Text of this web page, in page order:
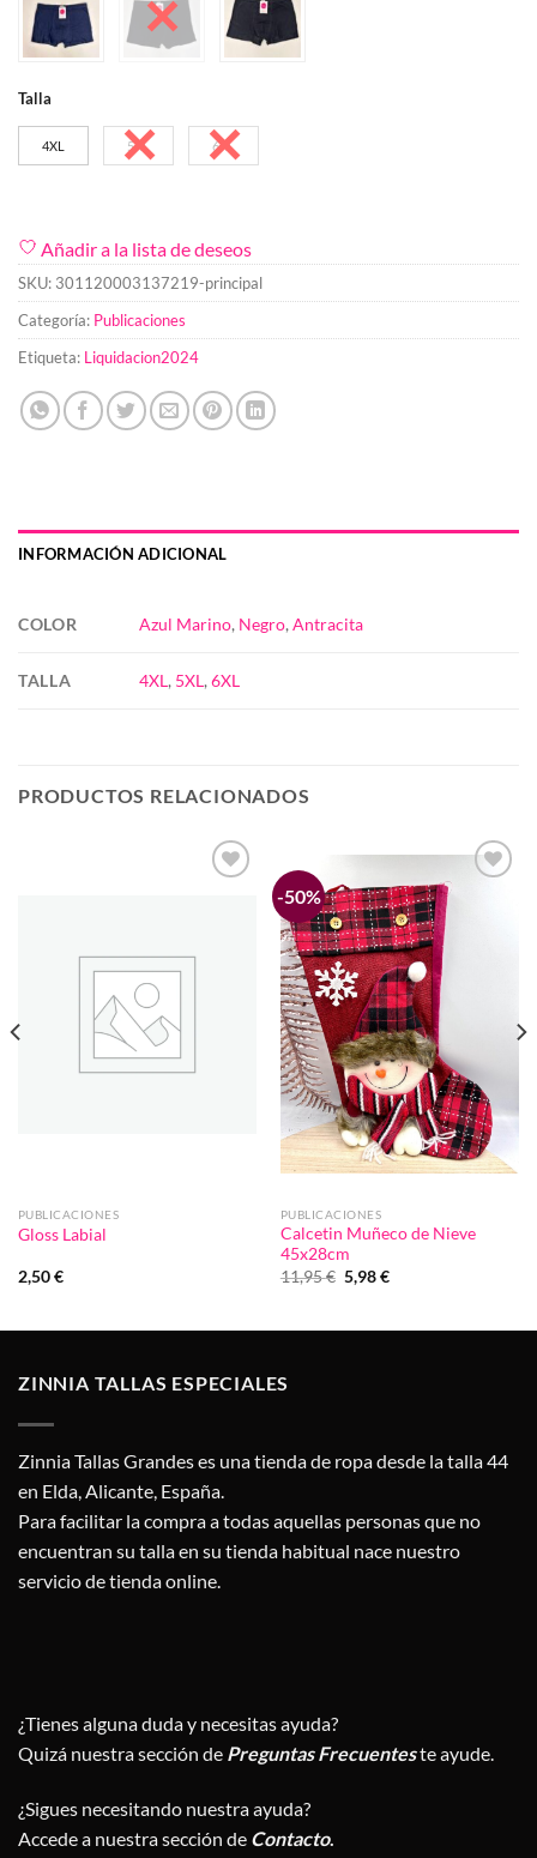
Talla
4XL 5XL 6XL
Añadir a la lista de deseos
SKU: 301120003137219-principal
Categoría: Publicaciones
Etiqueta: Liquidacion2024
INFORMACIÓN ADICIONAL
COLOR Azul Marino, Negro,Antracita
TALLA 4XL, 5XL,6XL
PRODUCTOS RELACIONADOS
PUBLICACIONES
Gloss Labial
2,50€
-50%
PUBLICACIONES
Calcetin Muñeco de Nieve
45x28cm
11,95€ El
precio
5,98€El
ZINNIA TALLAS ESPECIALES
Zinnia Tallas Grandes es una tienda de ropa desde la talla 44
en Elda, Alicante, España.
Para facilitar la compra a todas aquellas personas que no
encuentran su talla en su tienda habitual nace nuestro
servicio de tienda online.
¿Tienes alguna duda y necesitas ayuda?
Quizá nuestra sección de Preguntas Frecuenteste ayude.
¿Sigues necesitando nuestra ayuda?
Accede a nuestra sección de Contacto.